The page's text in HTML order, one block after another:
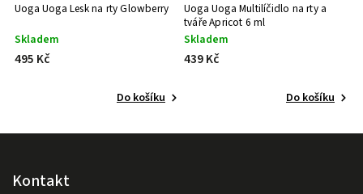
Uoga Uoga Lesk na rty Glowberry
Skladem
495 Kč
Do košíku
Uoga Uoga Multilíčidlo na rty a
tváře Apricot 6 ml
Skladem
439 Kč
Do košíku
Kontakt